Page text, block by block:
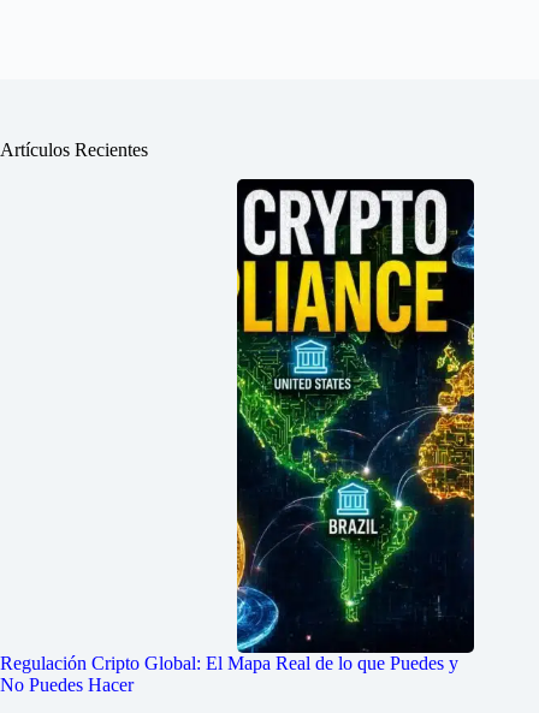
Artículos Recientes
Regulación Cripto Global: El Mapa Real de lo que Puedes y
No Puedes Hacer